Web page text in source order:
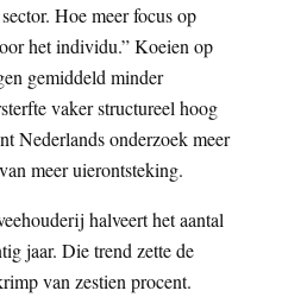
Hoe meer focus op
het individu.” Koeien op
gemiddeld minder
vaker structureel hoog
Nederlands onderzoek meer
meer uierontsteking.
halveert het aantal
jaar. Die trend zette de
van zestien procent.